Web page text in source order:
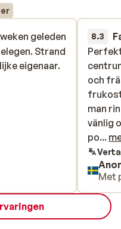
geleden
Strand
eigenaar.
Strand
eigenaar.
8.3
och
man
vänlig
pool
extra.
och
man
vänlig
po...
Met